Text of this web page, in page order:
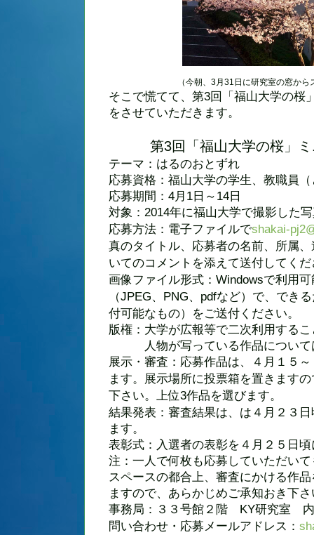
（今朝、3月31日に研究室の窓か
そこで慌てて、第3回「福山大学の桜
をさせていただきます。
第3回「福山大学の桜」
テーマ：はるのおとずれ
応募資格：福山大学の学生、教職員
応募期間：4月1日～14日
対象：2014年に福山大学で撮影した
応募方法：電子ファイルでshakai-
真のタイトル、応募者の名前、所属
いてのコメントを添えて送付してく
画像ファイル形式： Windowsで利用
（JPEG、 PNG、 pdfなど）で、でき
付可能なもの）をご送付ください。
版権：大学が広報等で二次利用する
人物が写っている作品について
展示・審査：応募作品は、４月１５
ます。展示場所に投票箱を置きます
下さい。上位3作品を選びます。
結果発表：審査結果は、は４月２３
ます。
表彰式：入選者の表彰を４月２５日
注：一人で何枚も応募していただい
スペースの都合上、審査にかける作
ますので、あらかじめご承知おき下
事務局：３３号館２階
KY研究室
問い合わせ・応募メールアドレス：